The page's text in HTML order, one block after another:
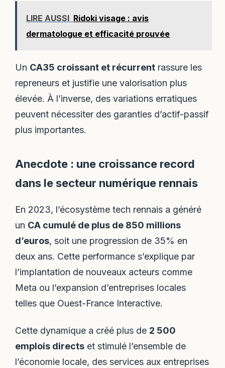
LIRE AUSSI Ridoki visage : avis
dermatologue et efficacité prouvée
Un CA35 croissant et récurrent rassure les
repreneurs et justifie une valorisation plus
élevée. À l’inverse, des variations erratiques
peuvent nécessiter des garanties d’actif-passif
plus importantes.
Anecdote : une croissance record
dans le secteur numérique rennais
En 2023, l’écosystème tech rennais a généré
un CA cumulé de plus de 850 millions
d’euros, soit une progression de 35% en
deux ans. Cette performance s’explique par
l’implantation de nouveaux acteurs comme
Meta ou l’expansion d’entreprises locales
telles que Ouest-France Interactive.
Cette dynamique a créé plus de 2 500
emplois directs et stimulé l’ensemble de
l’économie locale, des services aux entreprises